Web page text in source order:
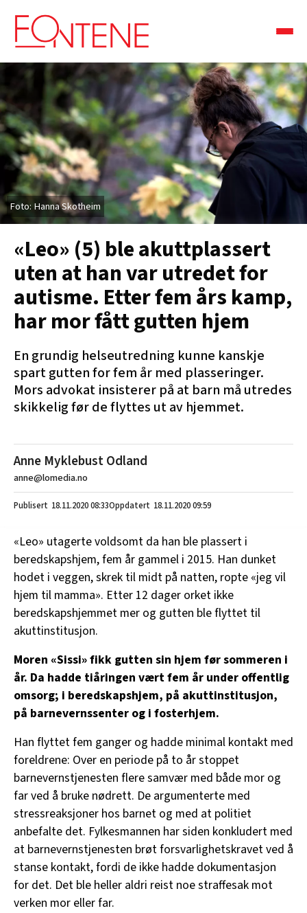
Hanna Skotheim
«Leo» (5) ble akuttplassert
uten at han var utredet for
autisme. Etter fem års kamp,
har mor fått gutten hjem
En grundig helseutredning kunne kanskje
spart gutten for fem år med plasseringer.
Mors advokat insisterer på at barn må utredes
skikkelig før de flyttes ut av hjemmet.
Anne Myklebust Odland
anne@lomedia.no
18.11.202008:33 18.11.2020 09:59
«Leo» utagerte voldsomt da han ble plassert i
beredskapshjem, fem år gammel i 2015. Han dunket
hodet i veggen, skrek til midt på natten, ropte «jeg vil
hjem til mamma». Etter 12 dager orket ikke
beredskapshjemmet mer og gutten ble flyttet til
akuttinstitusjon.
Moren «Sissi» fikk gutten sin hjem før sommeren i
år. Da hadde tiåringen vært fem år under offentlig
omsorg; i beredskapshjem, på akuttinstitusjon,
på barnevernssenter og i fosterhjem.
Han flyttet fem ganger og hadde minimal kontakt med
foreldrene: Over en periode på to år stoppet
barnevernstjenesten flere samvær med både mor og
far ved å bruke nødrett. De argumenterte med
stressreaksjoner hos barnet og med at politiet
anbefalte det. Fylkesmannen har siden konkludert med
at barnevernstjenesten brøt forsvarlighetskravet ved å
stanse kontakt, fordi de ikke hadde dokumentasjon
for det. Det ble heller aldri reist noe straffesak mot
verken mor eller far.